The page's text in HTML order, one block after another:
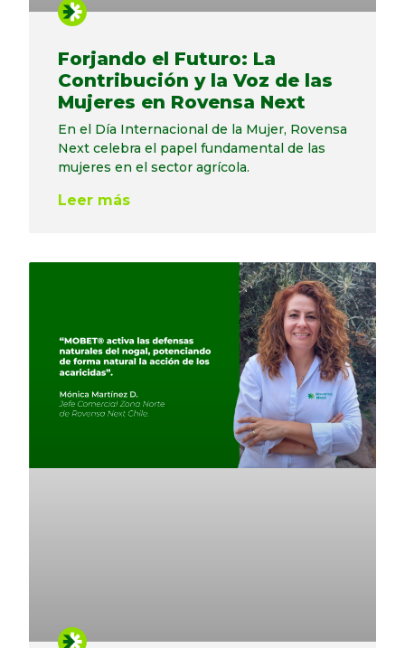
Forjando el Futuro: La
Contribución y la Voz de las
Mujeres en Rovensa Next
En el Día Internacional de la Mujer, Rovensa
Next celebra el papel fundamental de las
mujeres en el sector agrícola.
Leer más